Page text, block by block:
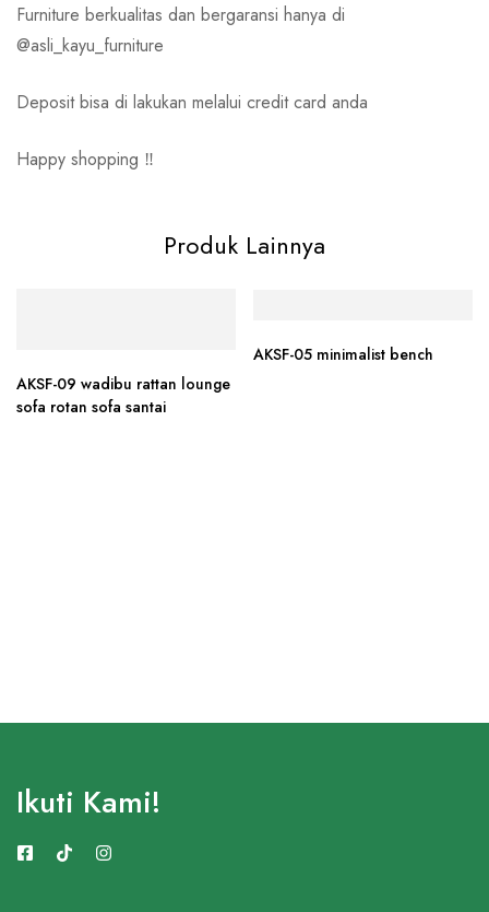
Furniture berkualitas dan bergaransi hanya di
@asli_kayu_furniture
Deposit bisa di lakukan melalui credit card anda
Happy shopping ‼️
Produk Lainnya
AKSF-09 wadibu rattan lounge
sofa rotan sofa santai
AKSF-05 minimalist bench
Ikuti Kami!